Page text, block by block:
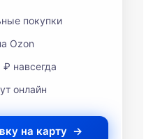
покупки
Ozon
навсегда
онлайн
на карту